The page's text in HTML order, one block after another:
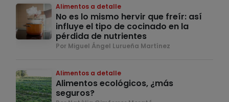
Alimentos a detalle
No es lo mismo hervir que freír: así
influye el tipo de cocinado en la
pérdida de nutrientes
Por Miguel Ángel Lurueña Martínez
Alimentos a detalle
Alimentos ecológicos, ¿más
seguros?